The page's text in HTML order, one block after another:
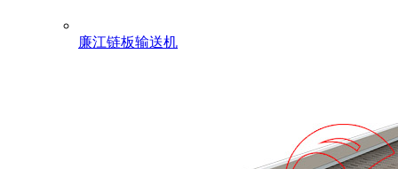
廉江链板输送机